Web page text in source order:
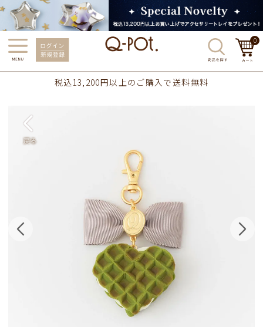
0
税込13,200円以上のご購入で送料無料